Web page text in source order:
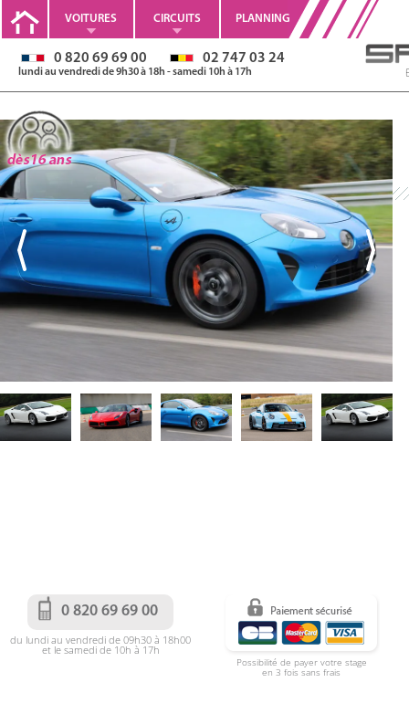
VOITURES CIRCUITS PLANNING
0 820 69 69 00 02 747 03 24
lundi au vendredi de 9h30 à 18h - samedi 10h à 17h
0 820 69 69 00
du lundi au vendredi de 09h30 à 18h00
et le samedi de 10h à 17h
Possibilité de payer votre stage
en 3 fois sans frais